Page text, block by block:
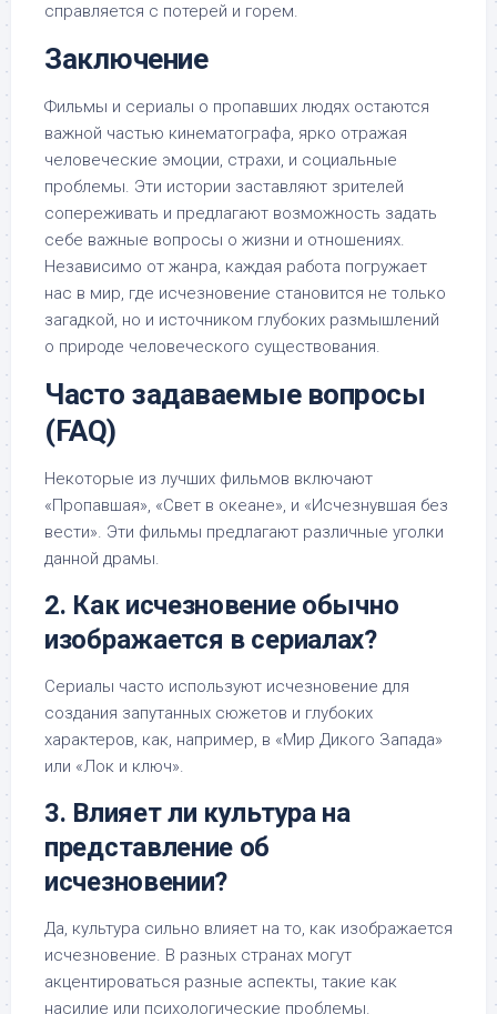
справляется с потерей и горем.
Заключение
Фильмы и сериалы о пропавших людях остаются
важной частью кинематографа, ярко отражая
человеческие эмоции, страхи, и социальные
проблемы. Эти истории заставляют зрителей
сопереживать и предлагают возможность задать
себе важные вопросы о жизни и отношениях.
Независимо от жанра, каждая работа погружает
нас в мир, где исчезновение становится не только
загадкой, но и источником глубоких размышлений
о природе человеческого существования.
Часто задаваемые вопросы
(FAQ)
Некоторые из лучших фильмов включают
«Пропавшая», «Свет в океане», и «Исчезнувшая без
вести». Эти фильмы предлагают различные уголки
данной драмы.
2. Как исчезновение обычно
изображается в сериалах?
Сериалы часто используют исчезновение для
создания запутанных сюжетов и глубоких
характеров, как, например, в «Мир Дикого Запада»
или «Лок и ключ».
3. Влияет ли культура на
представление об
исчезновении?
Да, культура сильно влияет на то, как изображается
исчезновение. В разных странах могут
акцентироваться разные аспекты, такие как
насилие или психологические проблемы.